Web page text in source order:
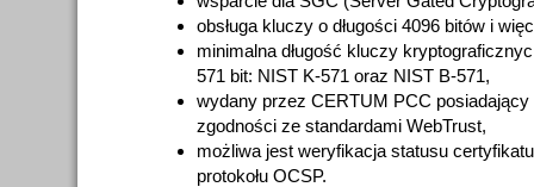
obsługa kluczy o długości 4096 bitów i
minimalna długość kluczy
571 bit: NIST K-571 oraz NIST B-571,
wydany przez CERTUM PCC
zgodności ze standardami WebTrust,
możliwa jest weryfikacja statusu
protokołu OCSP.